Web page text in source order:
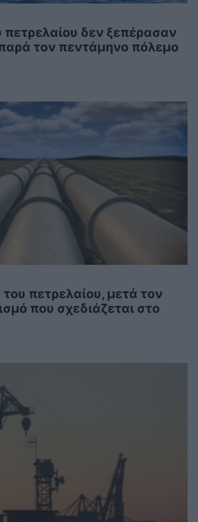
πετρελαίου δεν ξεπέρασαν
τον πεντάμηνο πόλεμο
πετρελαίου, μετά τον
που σχεδιάζεται στο